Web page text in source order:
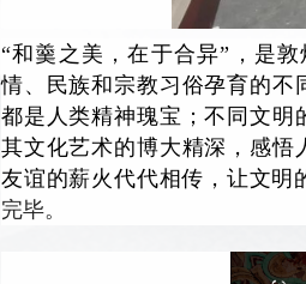
“和羹之美，在于合异”，是
情、民族和宗教习俗孕育的不
都是人类精神瑰宝；不同文明
其文化艺术的博大精深，感悟
友谊的薪火代代相传，让文明
完毕。